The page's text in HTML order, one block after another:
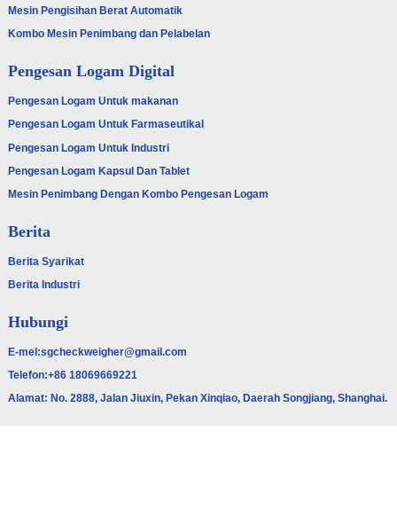
Mesin Pengisihan Berat Automatik
Kombo Mesin Penimbang dan Pelabelan
Pengesan Logam Digital
Pengesan Logam Untuk makanan
Pengesan Logam Untuk Farmaseutikal
Pengesan Logam Untuk Industri
Pengesan Logam Kapsul Dan Tablet
Mesin Penimbang Dengan Kombo Pengesan Logam
Berita
Berita Syarikat
Berita Industri
Hubungi
E-mel:sgcheckweigher@gmail.com
Telefon:+86 18069669221
Alamat: No. 2888, Jalan Jiuxin, Pekan Xinqiao, Daerah Songjiang, Shanghai.